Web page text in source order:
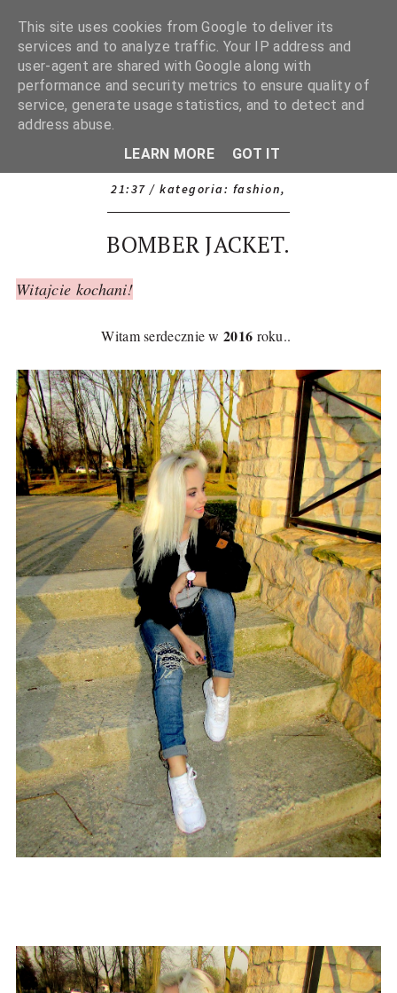
21:37/ kategoria: fashion,
BOMBER JACKET.
Witajcie kochani!
Witam serdecznie w2016 roku..
This site uses cookies from Google to deliver its
services and to analyze traffic. Your IP address and
user-agent are shared with Google along with
performance and security metrics to ensure quality of
service, generate usage statistics, and to detect and
address abuse.
LEARN MORE
GOT IT